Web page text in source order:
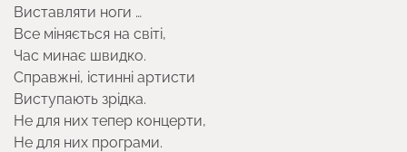
Виставляти ноги …
Все міняється на світі,
Час минає швидко.
Справжні, істинні артисти
Виступають зрідка.
Не для них тепер концерти,
Не для них програми.